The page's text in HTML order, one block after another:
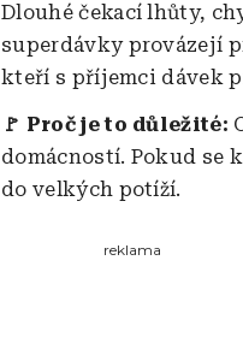
Dlouhé čekací lhůty,
superdávky provázejí
kteří s příjemci dávek
🚩 Proč je to důležité:
domácností. Pokud se
do velkých potíží.
reklama